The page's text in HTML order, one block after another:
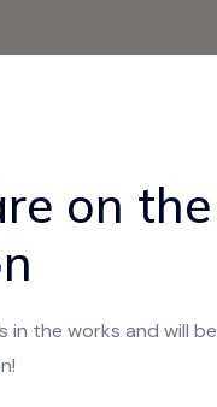
on the
in the works and will be